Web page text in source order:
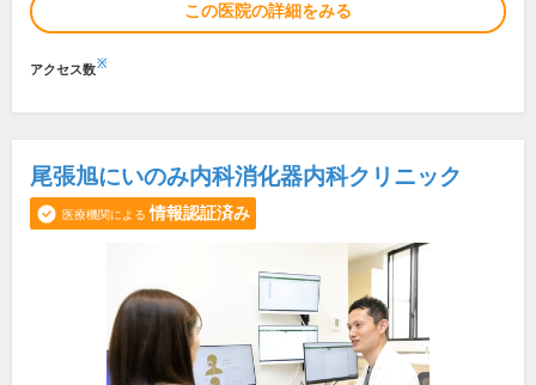
この医院の詳細をみる
アクセス数※
尾張旭にいのみ内科消化器内科クリニック
医療機関による 情報認証済み